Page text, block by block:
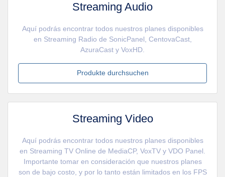
Streaming Audio
Aquí podrás encontrar todos nuestros planes disponibles
en Streaming Radio de SonicPanel, CentovaCast,
AzuraCast y VoxHD.
Produkte durchsuchen
Streaming Video
Aquí podrás encontrar todos nuestros planes disponibles
en Streaming TV Online de MediaCP, VoxTV y VDO Panel.
Importante tomar en consideración que nuestros planes
son de bajo costo, y por lo tanto están limitados en los FPS